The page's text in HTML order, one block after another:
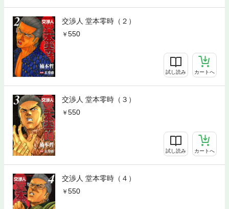
交渉人 堂本零時（２）
550
試し読み カートへ
交渉人 堂本零時（３）
550
試し読み カートへ
交渉人 堂本零時（４）
550